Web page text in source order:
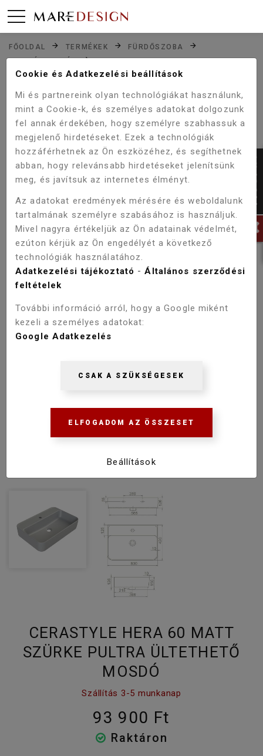
FŐOLDAL TERMÉKEK
FÜRDŐSZOBA
MOSDÓKAGYLÓK
CERASTYLE HERA 60 MATT SZÜRKE PULTRA ÜLTETHETŐ
CERASTYLE HERA 60 MATT
SZÜRKE PULTRA ÜLTETHETŐ
MOSDÓ
Szállítás 3-5 munkanap
93 900 Ft
Raktáron
Cookie és Adatkezelési beállítások
Mi és partnereink olyan technológiákat használunk,
mint a Cookie-k, és személyes adatokat dolgozunk
fel annak érdekében, hogy személyre szabhassuk a
megjelenő hirdetéseket. Ezek a technológiák
hozzáférhetnek az Ön eszközéhez, és segíthetnek
abban, hogy relevánsabb hirdetéseket jelenítsünk
meg, és javítsuk az internetes élményt.
Az adatokat eredmények mérésére és weboldalunk
tartalmának személyre szabásához is használjuk.
Mivel nagyra értékeljük az Ön adatainak védelmét,
ezúton kérjük az Ön engedélyét a következő
technológiák használatához.
Adatkezelési tájékoztató -Általános szerződési
feltételek
További információ arról, hogy a Google miként
kezeli a személyes adatokat:
Google Adatkezelés
CSAK A SZÜKSÉGESEK
ELFOGADOM AZ ÖSSZESET
Beállítások